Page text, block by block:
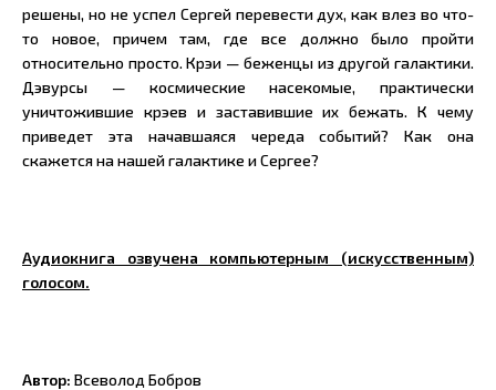
решены, но не успел Сергей перевести дух, как влез во что-
то новое, причем там, где все должно было пройти
относительно просто. Крэи — беженцы из другой галактики.
Дэвурсы — космические насекомые, практически
уничтожившие крэев и заставившие их бежать. К чему
приведет эта начавшаяся череда событий? Как она
скажется на нашей галактике и Сергее?
Аудиокнига озвучена компьютерным (искусственным)
голосом.
Автор: Всеволод Бобров